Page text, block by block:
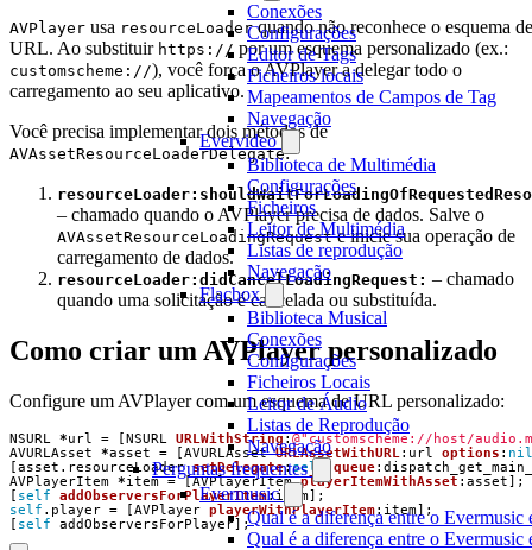
Conexões
Configurações
Editor de Tags
Ficheiros locais
Mapeamentos de Campos de Tag
Navegação
Evervideo
Biblioteca de Multimédia
Configurações
Ficheiros
Leitor de Multimédia
Listas de reprodução
Navegação
Flacbox
Biblioteca Musical
Conexões
Configurações
Ficheiros Locais
Leitor de Áudio
Listas de Reprodução
Navegação
Perguntas frequentes
Evermusic
Qual é a diferença entre o Evermusic
Qual é a diferença entre o
AVPlayer usa resourceLoaderquando não reconhece o esquema de
URL. Ao substituir https:// por um esquema personalizado (ex.:
customscheme://), você força o AVPlayer a delegar todo o
carregamento ao seu aplicativo.
Você precisa implementar dois métodos de
AVAssetResourceLoaderDelegate:
– chamado quando o AVPlayer precisa de dados. Salve o
AVAssetResourceLoadingRequeste inicie sua operação de
carregamento de dados.
resourceLoader:didCancelLoadingRequest: – chamado
quando uma solicitação é cancelada ou substituída.
Como criar um AVPlayer personalizado
Configure um AVPlayer com um esquema de URL personalizado:
NSURL *url = [NSURL URLWithString:@"customscheme://host/
AVURLAsset
*asset = [AVURLAsset URLAssetWithURL : url options : nil
[asset . resourceLoader setDelegate:self queue:
AVPlayerItem *item = [AVPlayerItem playerItemWithAsset : asset];
[ self addObserversForPlayerItem:item];
self . player = [AVPlayer playerWithPlayerItem: item];
[ self addObserversForPlayer];